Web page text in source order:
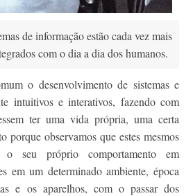
de informação estão cada vez mais
com o dia a dia dos humanos.
o desenvolvimento de sistemas e
intuitivos e interativos, fazendo com
ter uma vida própria, uma certa
porque observamos que estes mesmos
o seu próprio comportamento em
em um determinado ambiente, época
e os aparelhos, com o passar dos